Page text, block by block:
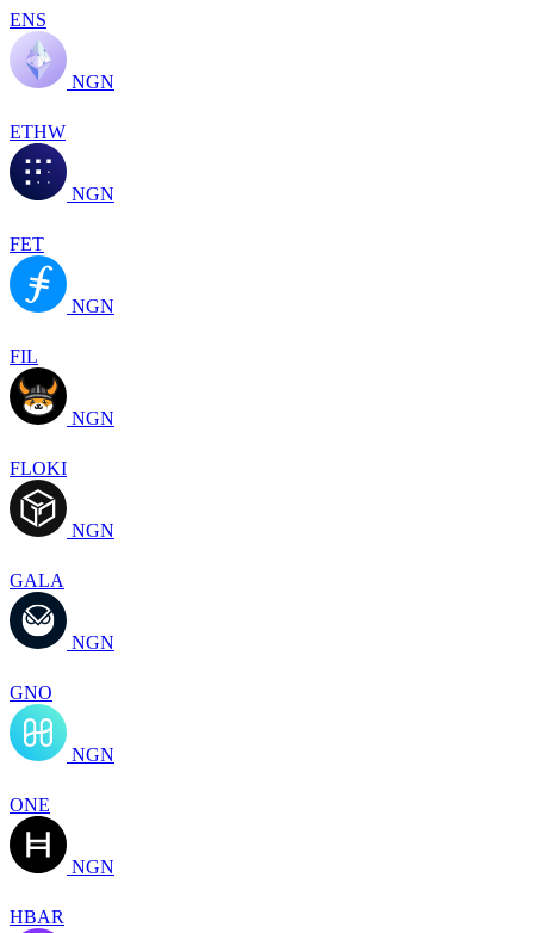
ENS
NGN
ETHW
NGN
FET
NGN
FIL
NGN
FLOKI
NGN
GALA
NGN
GNO
NGN
ONE
NGN
HBAR